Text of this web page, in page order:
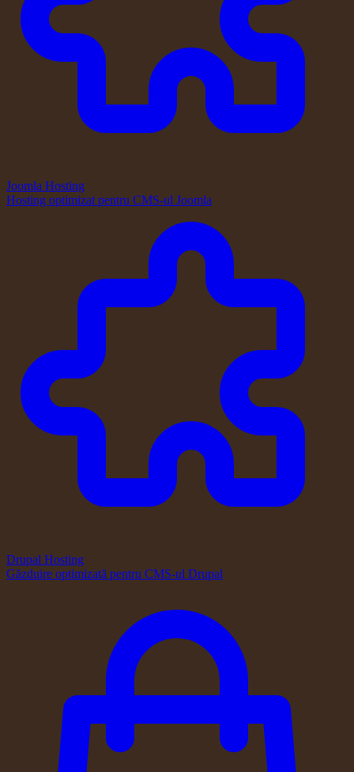
Joomla Hosting
Hosting optimizat pentru CMS-ul Joomla
Drupal Hosting
Găzduire optimizată pentru CMS-ul Drupal